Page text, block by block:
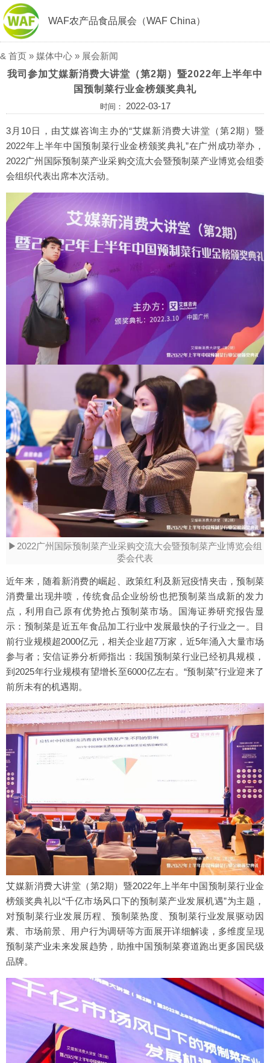
WAF农产品食品展会（WAF China）
& 首页 » 媒体中心 » 展会新闻
我司参加艾媒新消费大讲堂（第2期）暨2022年上半年中
国预制菜行业金榜颁奖典礼
时间： 2022-03-17
3月10日，由艾媒咨询主办的“艾媒新消费大讲堂（第2期）暨
2022年上半年中国预制菜行业金榜颁奖典礼”在广州成功举办，
2022广州国际预制菜产业采购交流大会暨预制菜产业博览会组委
会组织代表出席本次活动。
▶2022广州国际预制菜产业采购交流大会暨预制菜产业博览会组
委会代表
近年来，随着新消费的崛起、政策红利及新冠疫情夹击，预制菜
消费量出现井喷，传统食品企业纷纷也把预制菜当成新的发力
点，利用自己原有优势抢占预制菜市场。国海证券研究报告显
示：预制菜是近五年食品加工行业中发展最快的子行业之一。目
前行业规模超2000亿元，相关企业超7万家，近5年涌入大量市场
参与者；安信证券分析师指出：我国预制菜行业已经初具规模，
到2025年行业规模有望增长至6000亿左右。“预制菜”行业迎来了
前所未有的机遇期。
艾媒新消费大讲堂（第2期）暨2022年上半年中国预制菜行业金
榜颁奖典礼以“千亿市场风口下的预制菜产业发展机遇”为主题，
对预制菜行业发展历程、预制菜热度、预制菜行业发展驱动因
素、市场前景、用户行为调研等方面展开详细解读，多维度呈现
预制菜产业未来发展趋势，助推中国预制菜赛道跑出更多国民级
品牌。